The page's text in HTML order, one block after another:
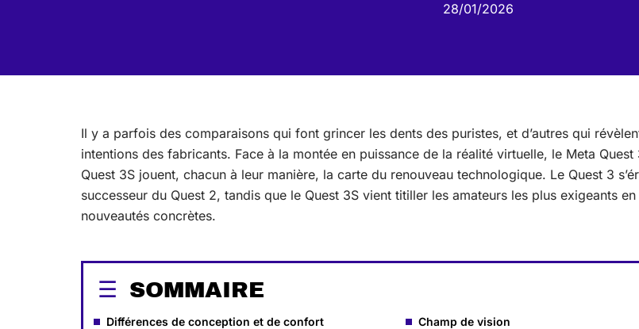
28/01/2026
Il y a parfois des comparaisons qui font grincer les dents des puristes, et d’autres qui
intentions des fabricants. Face à la montée en puissance de la réalité virtuelle, le Meta Quest
Quest 3S jouent, chacun à leur manière, la carte du renouveau technologique. Le Quest 3
successeur du Quest 2, tandis que le Quest 3S vient titiller les amateurs les plus exigeants
nouveautés concrètes.
SOMMAIRE
Différences de conception et de confort
Champ de vision